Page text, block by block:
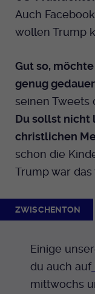
Auch
wollen Trump
Gut so,
genug
seinen Tweets
Du sollst nicht
christlichen
schon die
Trump war das
ZWISCHENTON
Einige
du auch auf
mittwochs
Anbieter
Laufzeit
Name uid
Anbieter
Zweck
Name
Name
Laufzeit 1
Zweck
Giphy
TikTok